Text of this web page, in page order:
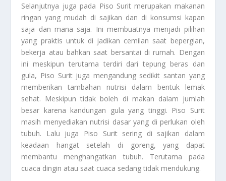
Selanjutnya juga pada Piso Surit merupakan makanan
ringan yang mudah di sajikan dan di konsumsi kapan
saja dan mana saja. Ini membuatnya menjadi pilihan
yang praktis untuk di jadikan cemilan saat bepergian,
bekerja atau bahkan saat bersantai di rumah. Dengan
ini meskipun terutama terdiri dari tepung beras dan
gula, Piso Surit juga mengandung sedikit santan yang
memberikan tambahan nutrisi dalam bentuk lemak
sehat. Meskipun tidak boleh di makan dalam jumlah
besar karena kandungan gula yang tinggi. Piso Surit
masih menyediakan nutrisi dasar yang di perlukan oleh
tubuh. Lalu juga Piso Surit sering di sajikan dalam
keadaan hangat setelah di goreng, yang dapat
membantu menghangatkan tubuh. Terutama pada
cuaca dingin atau saat cuaca sedang tidak mendukung.